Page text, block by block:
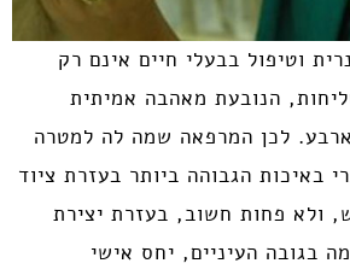
וטיפול בבעלי חיים אינם רק
הנובעת מאהבה אמיתית
ארבע. לכן המרפאה שמה לה למטרה
באיכות הגבוהה ביותר בעזרת ציוד
ולא פחות חשוב, בעזרת יצירת
בגובה העיניים, יחס אישי